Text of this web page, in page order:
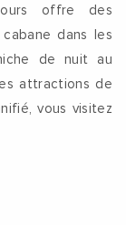
offre des
dans les
de nuit au
attractions de
vous visitez